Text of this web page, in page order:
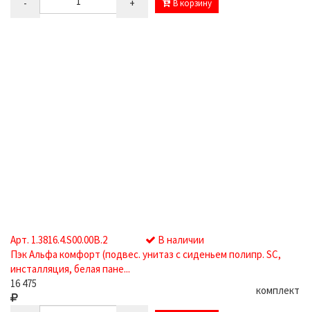
- + В корзину
Арт. 1.3816.4.S00.00B.2
В наличии
Пэк Альфа комфорт (подвес. унитаз с сиденьем полипр. SC,
инсталляция, белая пане...
16 475
комплект